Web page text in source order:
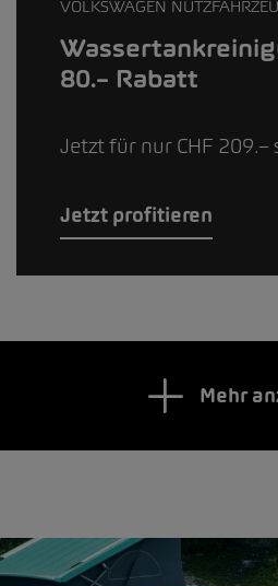
VOLKSWAGEN
80.– Rabatt
Jetzt für nur CHF 209.–
Jetzt profitieren
Mehr